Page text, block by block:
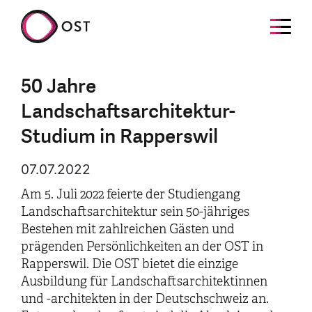
50 Jahre
Landschaftsarchitektur-
Studium in Rapperswil
07.07.2022
Am 5. Juli 2022 feierte der Studiengang
Landschaftsarchitektur sein 50-jähriges
Bestehen mit zahlreichen Gästen und
prägenden Persönlichkeiten an der OST in
Rapperswil. Die OST bietet die einzige
Ausbildung für Landschaftsarchitektinnen
und -architekten in der Deutschschweiz an.